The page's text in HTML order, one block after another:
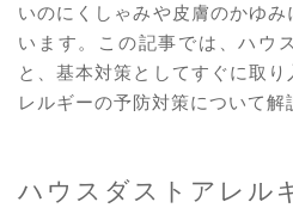
いのにくしゃみや皮膚のかゆ
います。この記事では、ハウ
と、基本対策としてすぐに取
レルギーの予防対策について解
ハウスダストアレル